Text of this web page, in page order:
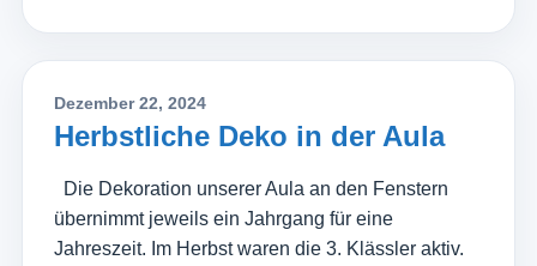
Dezember 22, 2024
Herbstliche Deko in der Aula
Die Dekoration unserer Aula an den Fenstern
übernimmt jeweils ein Jahrgang für eine
Jahreszeit. Im Herbst waren die 3. Klässler aktiv.